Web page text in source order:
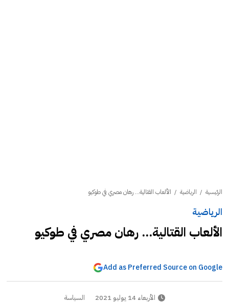
الرئيسية / الرياضية / الألعاب القتالية... رهان مصري في طوكيو
الرياضية
الألعاب القتالية... رهان مصري في طوكيو
Add as Preferred Source on Google
الأربعاء 14 يوليو 2021 السياسة